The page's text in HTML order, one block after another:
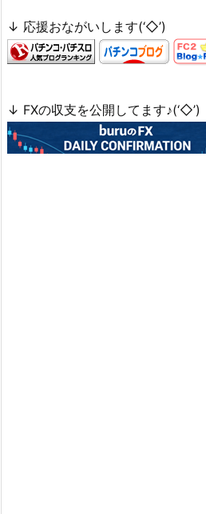
↓ 応援おながいします(‘◇’)ゞ
↓ FXの収支を公開してます♪(‘◇’)ゞ